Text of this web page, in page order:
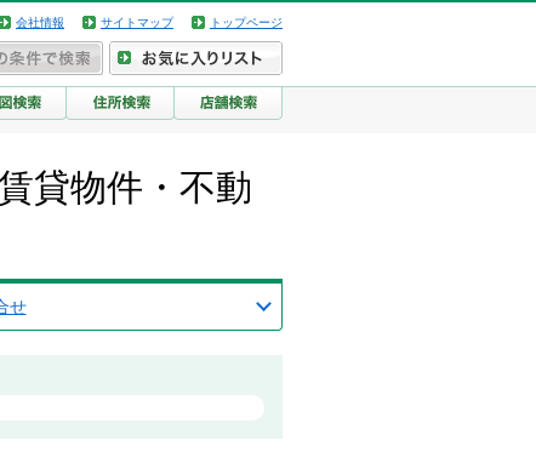
会社情報 サイトマップ トップページ
貸物件・不動
せ